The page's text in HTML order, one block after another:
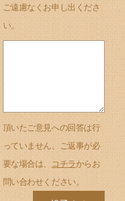
ご遠慮なくお申し出くださ
い。
頂いたご意見への回答は行
っていません。ご返事が必
要な場合は、
コチラからお
問い合わせください。